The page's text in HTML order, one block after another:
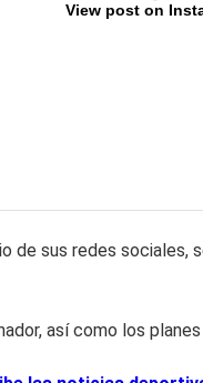
View post on
de sus redes sociales,
así como los